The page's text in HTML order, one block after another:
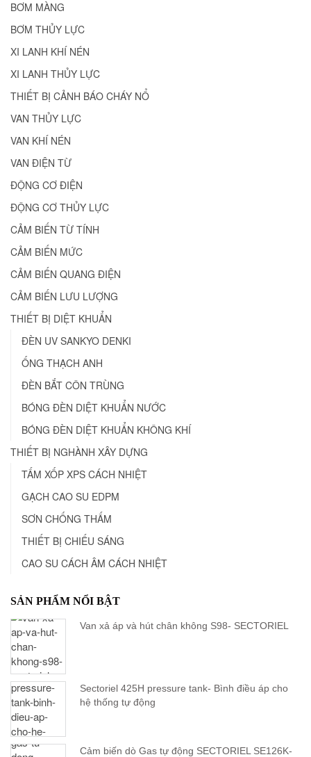
BƠM MÀNG
BƠM THỦY LỰC
XI LANH KHÍ NÉN
XI LANH THỦY LỰC
THIẾT BỊ CẢNH BÁO CHÁY NỔ
VAN THỦY LỰC
VAN KHÍ NÉN
VAN ĐIỆN TỪ
ĐỘNG CƠ ĐIỆN
ĐỘNG CƠ THỦY LỰC
CẢM BIẾN TỪ TÍNH
CẢM BIẾN MỨC
CẢM BIẾN QUANG ĐIỆN
CẢM BIẾN LƯU LƯỢNG
THIẾT BỊ DIỆT KHUẨN
ĐÈN UV SANKYO DENKI
ỐNG THẠCH ANH
ĐÈN BẮT CÔN TRÙNG
BÓNG ĐÈN DIỆT KHUẨN NƯỚC
BÓNG ĐÈN DIỆT KHUẨN KHÔNG KHÍ
THIẾT BỊ NGHÀNH XÂY DỰNG
TẤM XỐP XPS CÁCH NHIỆT
GẠCH CAO SU EDPM
SƠN CHỐNG THẤM
THIẾT BỊ CHIẾU SÁNG
CAO SU CÁCH ÂM CÁCH NHIỆT
SẢN PHẨM NỔI BẬT
Van xả áp và hút chân không S98- SECTORIEL
Sectoriel 425H pressure tank- Bình điều áp cho
hệ thống tự động
Cảm biến dò Gas tự động SECTORIEL SE126K-